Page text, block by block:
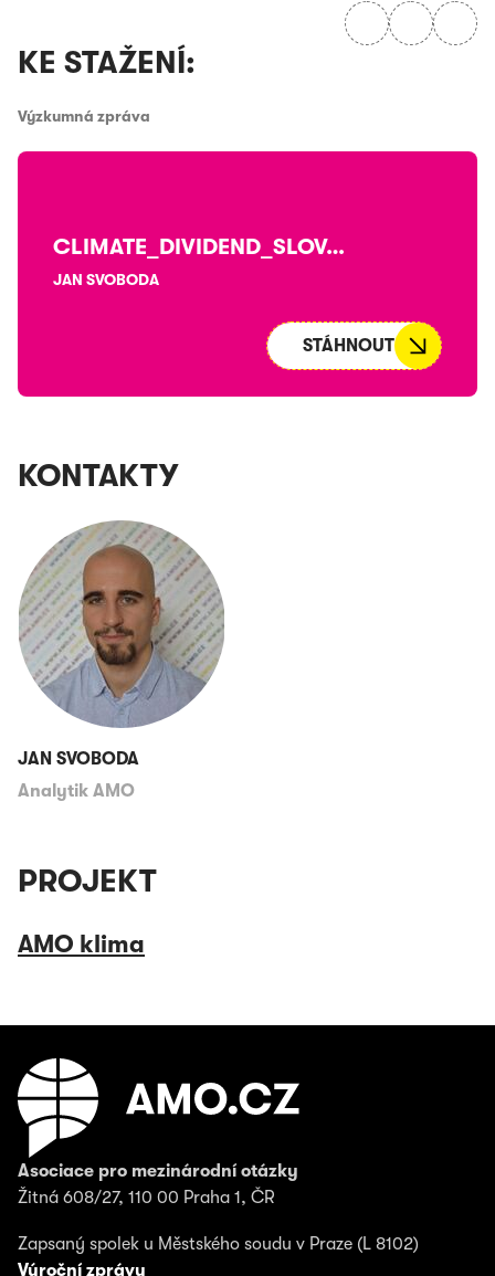
KE STAŽENÍ:
Výzkumná zpráva
CLIMATE_DIVIDEND_SLOVAK_REPUBLIC
JAN SVOBODA
STÁHNOUT
KONTAKTY
JAN SVOBODA
Analytik AMO
PROJEKT
AMO klima
Asociace pro mezinárodní otázky
Žitná 608/27, 110 00 Praha 1, ČR
Zapsaný spolek u Městského soudu v Praze (L 8102)
Výroční zprávy